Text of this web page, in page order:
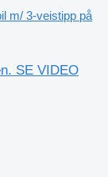
m/ 3-veistipp på
SE VIDEO